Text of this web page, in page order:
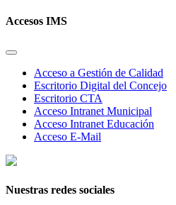
Accesos IMS
Acceso a Gestión de Calidad
Escritorio Digital del Concejo
Escritorio CTA
Acceso Intranet Municipal
Acceso Intranet Educación
Acceso E-Mail
Nuestras redes sociales